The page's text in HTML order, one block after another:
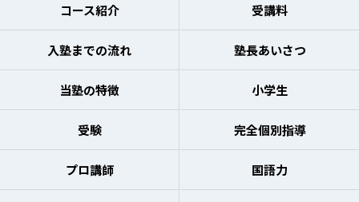
コース紹介 受講料
入塾までの流れ 塾長あいさつ
当塾の特徴 小学生
受験 完全個別指導
プロ講師 国語力